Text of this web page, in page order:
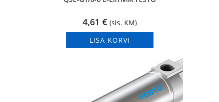
4,61 € (sis. KM)
LISA KORVI